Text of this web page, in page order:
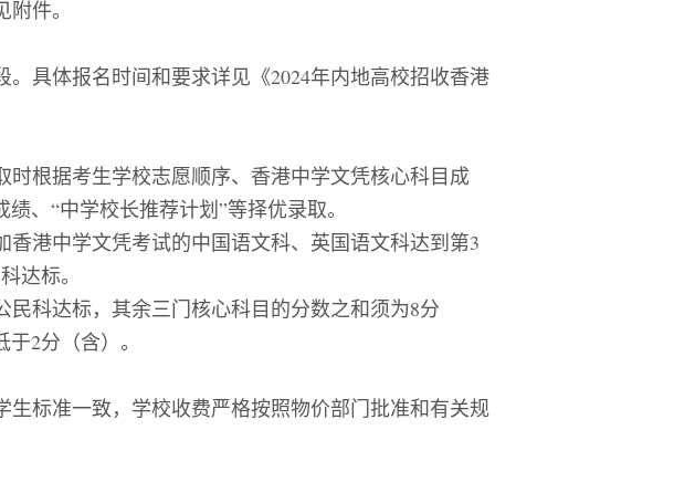
件。
。具体报名时间和要求详见《2024年内地高校招收香港
时根据考生学校志愿顺序、香港中学文凭核心科目成
、 “中学校长推荐计划”等择优录取。
香港中学文凭考试的中国语文科、英国语文科达到第3
达标。
科达标，其余三门核心科目的分数之和须为8分
于2分（含）。
生标准一致，学校收费严格按照物价部门批准和有关规